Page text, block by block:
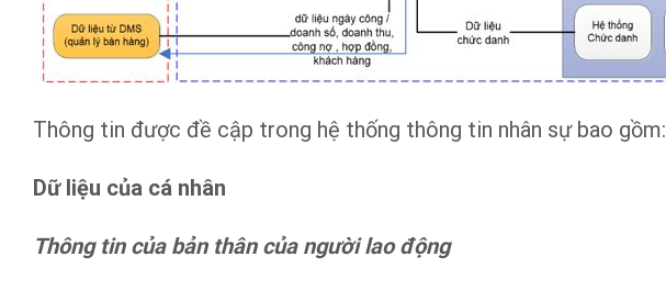
Thông tin được đề cập trong hệ thống thông tin nhân sự bao gồm:
Dữ liệu của cá nhân
Thông tin của bản thân của người lao động